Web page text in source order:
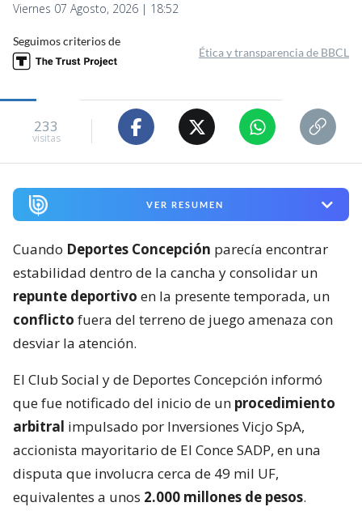
Viernes 07 Agosto, 2026 | 18:52
Seguimos criterios de
Ética y transparencia de BBCL
233
visitas
VER RESUMEN
Cuando Deportes Concepción parecía encontrar
estabilidad dentro de la cancha y consolidar un
repunte deportivo en la presente temporada, un
conflicto fuera del terreno de juego amenaza con
desviar la atención.
El Club Social y de Deportes Concepción informó
que fue notificado del inicio de un procedimiento
arbitral impulsado por Inversiones Vicjo SpA,
accionista mayoritario de El Conce SADP, en una
disputa que involucra cerca de 49 mil UF,
equivalentes a unos 2.000 millones de pesos.